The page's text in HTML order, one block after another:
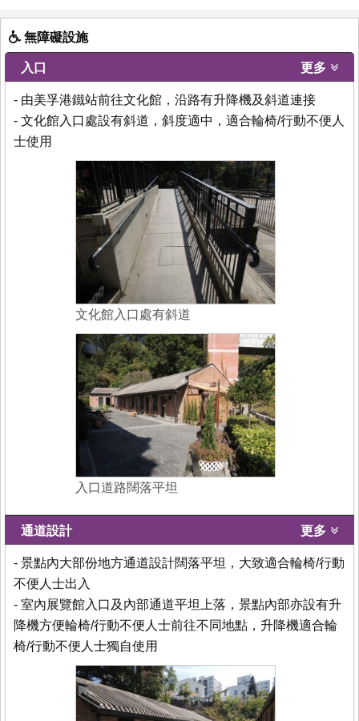
無障礙設施
入口 更多
- 由美孚港鐵站前往文化館，沿路有升降機及斜道連接
- 文化館入口處設有斜道，斜度適中，適合輪椅/行動不便人
士使用
文化館入口處有斜道
入口道路闊落平坦
通道設計 更多
- 景點內大部份地方通道設計闊落平坦，大致適合輪椅/行動
不便人士出入
- 室內展覽館入口及內部通道平坦上落，景點內部亦設有升
降機方便輪椅/行動不便人士前往不同地點，升降機適合輪
椅/行動不便人士獨自使用